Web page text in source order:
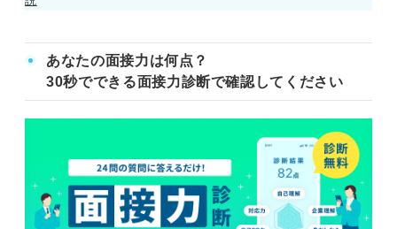
あなたの面接力は何点？
30秒でできる面接力診断で確認してください